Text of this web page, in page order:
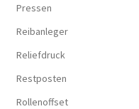
Pressen
Reibanleger
Reliefdruck
Restposten
Rollenoffset